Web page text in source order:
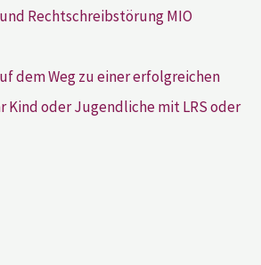
dem Weg zu einer erfolgreichen
Kind oder Jugendliche mit LRS oder